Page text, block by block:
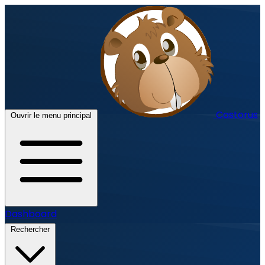
Ouvrir le menu principal Castorus
Dashboard
Rechercher